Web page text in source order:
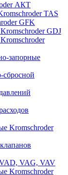
АКТ
TAS
GFK
GDJ
запорные
сбросной
Kromschroder
VAD, VAG, VAV
Kromschroder